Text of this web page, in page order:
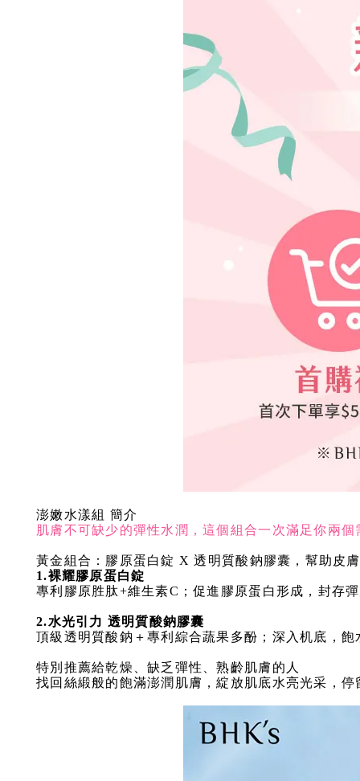
澎嫩水漾組 簡介
肌膚不可缺少的彈性水潤，這個組合一次滿足你兩個
黃金組合：膠原蛋白錠 X 透明質酸鈉膠囊，幫助皮
1.裸耀膠原蛋白錠
專利膠原胜肽+維生素C；促進膠原蛋白形成，封存
2.水光引力 透明質酸鈉膠囊
頂級透明質酸鈉＋專利綜合蔬果多酚；深入机底，飽
特別推薦給乾燥、缺乏彈性、熟齡肌膚的人
找回絲緞般的飽滿澎潤肌膚，綻放肌底水亮光采，停